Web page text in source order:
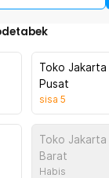
Toko Jakarta
Pusat
sisa 5
Toko Jakarta
Barat
Habis